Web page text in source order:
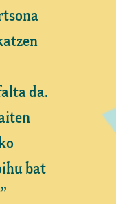
da.
bat